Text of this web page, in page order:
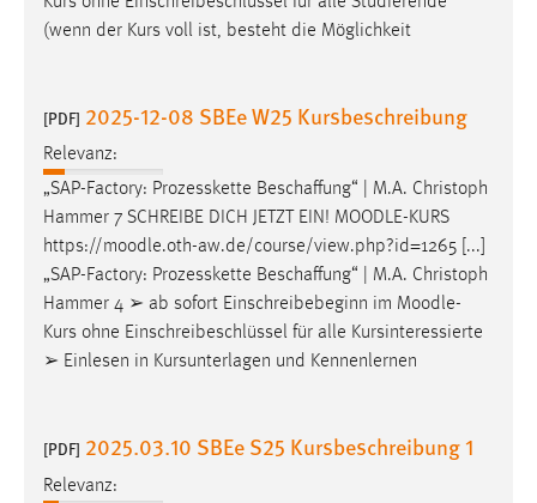
(wenn der Kurs voll ist, besteht die Möglichkeit
[PDF] 2025-12-08 SBEe W25 Kursbeschreibung
Relevanz:
„SAP-Factory: Prozesskette Beschaffung“ | M.A. Christoph
Hammer 7 SCHREIBE DICH JETZT EIN! MOODLE-KURS
https://moodle.oth-aw.de/course/view.php?id=1265 [...]
„SAP-Factory: Prozesskette Beschaffung“ | M.A. Christoph
Hammer 4 ➢ ab sofort Einschreibebeginn im Moodle-
Kurs ohne Einschreibeschlüssel für alle Kursinteressierte
➢ Einlesen in Kursunterlagen und Kennenlernen
[PDF] 2025.03.10 SBEe S25 Kursbeschreibung 1
Relevanz:
Conversion-Tracking
Facebook Pixel
Name:
_fbp
Anbieter:
Facebook
Zweck:
3 Monate